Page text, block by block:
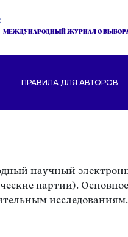
МЕЖДУНАРОДНЫЙ ЖУРНАЛ О
ПРАВИЛА ДЛЯ АВТОРОВ
научный
партии).
исследованиям.